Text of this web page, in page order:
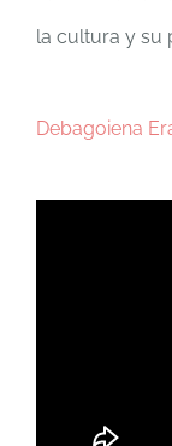
la cultura y su
Debagoiena